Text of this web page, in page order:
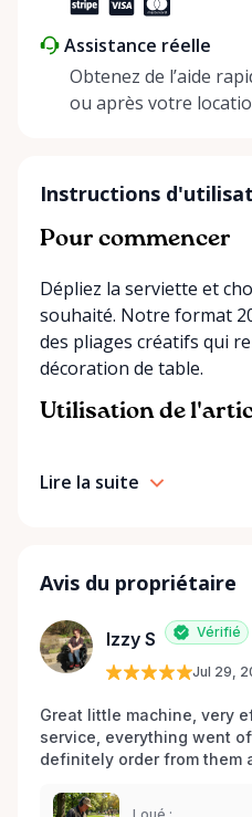
Assistance réelle
Obtenez de l’aide
ou après votre
Instructions
Pour commencer
Dépliez la serviette et
souhaité. Notre format
des pliages créatifs qui
décoration de table.
Utilisation de
Lire la suite
Avis du propriétaire
Izzy S Vérifié
Jul 29,
Great little machine, very
service, everything went
definitely order from them